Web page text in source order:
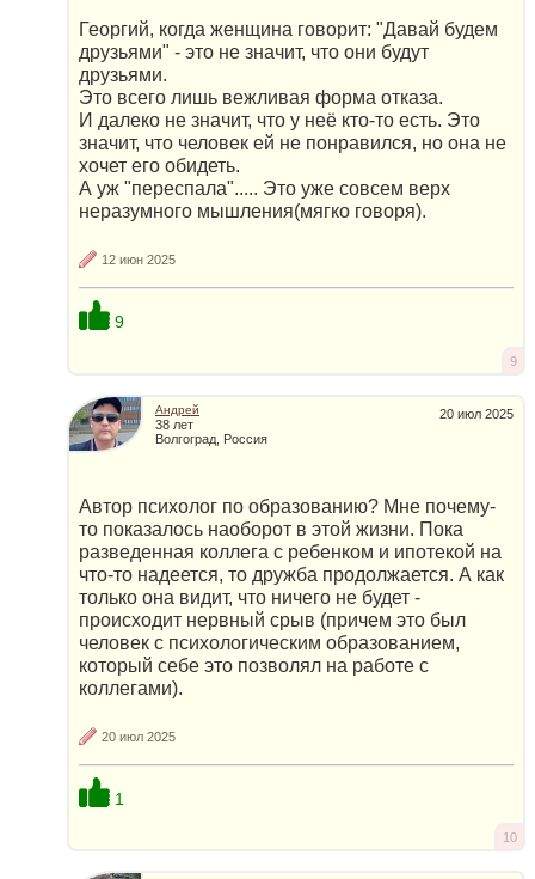
Георгий, когда женщина говорит: "Давай будем
друзьями" - это не значит, что они будут
друзьями.
Это всего лишь вежливая форма отказа.
И далеко не значит, что у неё кто-то есть. Это
значит, что человек ей не понравился, но она не
хочет его обидеть.
А уж "переспала"..... Это уже совсем верх
неразумного мышления(мягко говоря).
12 июн 2025
9
9
20 июл 2025
Андрей
38 лет
Волгоград, Россия
Автор психолог по образованию? Мне почему-
то показалось наоборот в этой жизни. Пока
разведенная коллега с ребенком и ипотекой на
что-то надеется, то дружба продолжается. А как
только она видит, что ничего не будет -
происходит нервный срыв (причем это был
человек с психологическим образованием,
который себе это позволял на работе с
коллегами).
20 июл 2025
1
10